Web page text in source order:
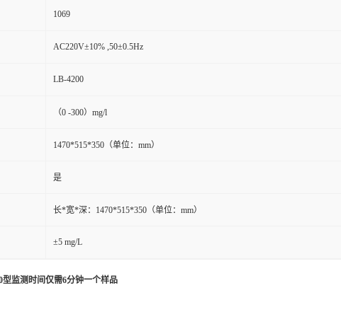
1069
AC220V±10% ,50±0.5Hz
LB-4200
（0 -300）mg/l
1470*515*350（单位：mm）
是
长*宽*深：1470*515*350（单位：mm）
±5 mg/L
监测时间仅需6分钟一个样品